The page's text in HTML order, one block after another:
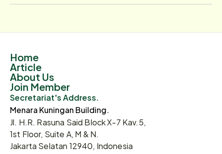
Home
Article
About Us
Join Member
Secretariat's Address.
Menara Kuningan Building.
Jl. H.R. Rasuna Said Block X-7 Kav.5,
1st Floor, Suite A, M & N.
Jakarta Selatan 12940, Indonesia